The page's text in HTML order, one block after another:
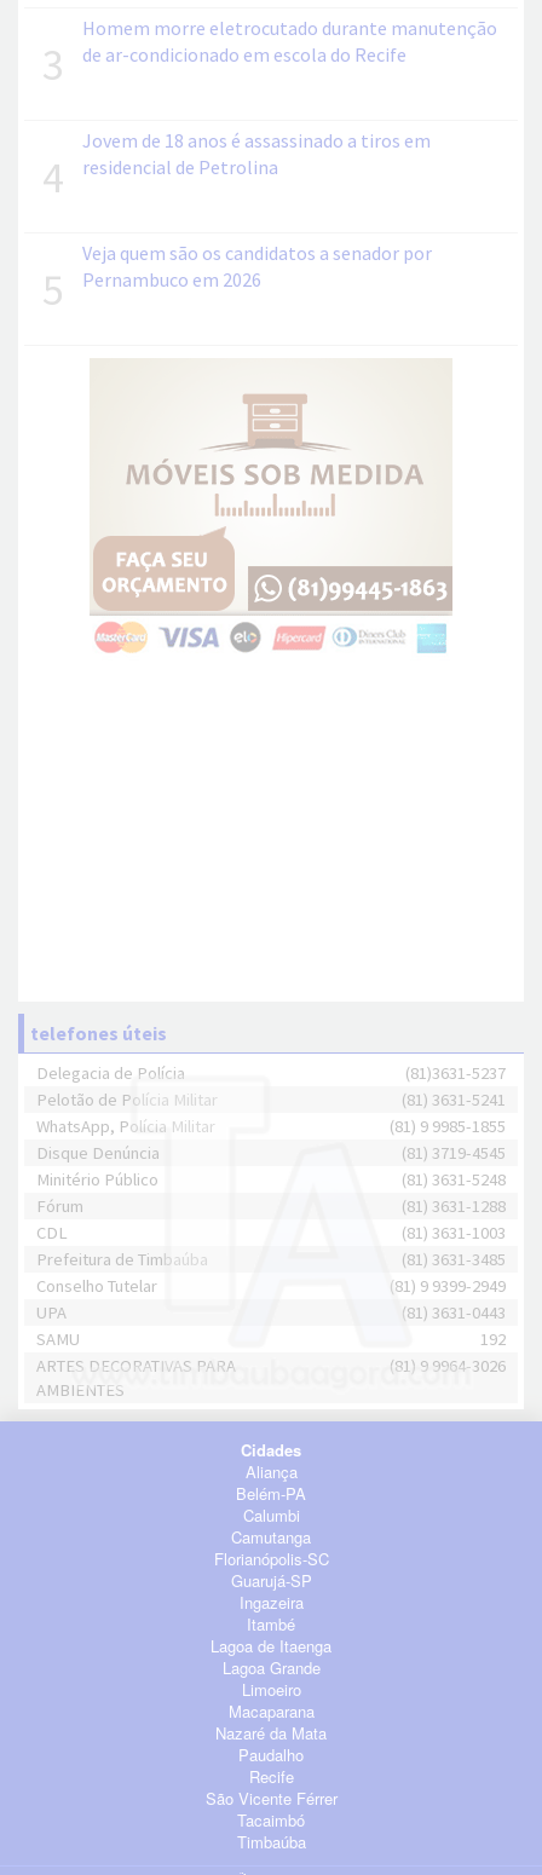
3
Homem morre eletrocutado durante manutenção
de ar-condicionado em escola do Recife
4
Jovem de 18 anos é assassinado a tiros em
residencial de Petrolina
5
Veja quem são os candidatos a senador por
Pernambuco em 2026
telefones úteis
Delegacia de Polícia
(81)3631-5237
Pelotão de Polícia Militar
(81) 3631-5241
WhatsApp, Polícia Militar
(81) 9 9985-1855
Disque Denúncia
(81) 3719-4545
Minitério Público
(81) 3631-5248
Fórum
(81) 3631-1288
CDL
(81) 3631-1003
Prefeitura de Timbaúba
(81) 3631-3485
Conselho Tutelar
(81) 9 9399-2949
UPA
(81) 3631-0443
SAMU
192
ARTES DECORATIVAS PARA
AMBIENTES
(81) 9 9964-3026
Cidades
Aliança
Belém-PA
Calumbi
Camutanga
Florianópolis-SC
Guarujá-SP
Ingazeira
Itambé
Lagoa de Itaenga
Lagoa Grande
Limoeiro
Macaparana
Nazaré da Mata
Paudalho
Recife
São Vicente Férrer
Tacaimbó
Timbaúba